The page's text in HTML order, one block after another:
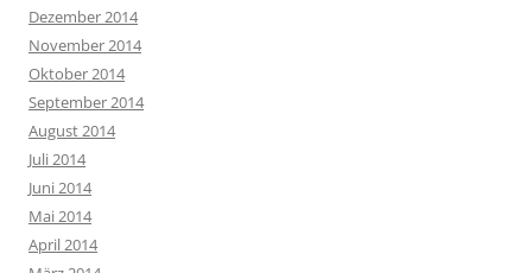
Dezember 2014
November 2014
Oktober 2014
September 2014
August 2014
Juli 2014
Juni 2014
Mai 2014
April 2014